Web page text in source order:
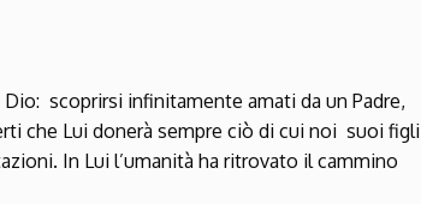
scoprirsi infinitamente amati da un Padre,
che Lui donerà sempre ciò di cui noi suoi figli
In Lui l’umanità ha ritrovato il cammino